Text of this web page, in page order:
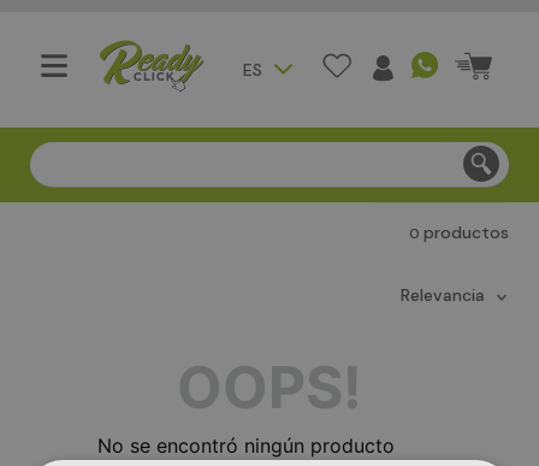
ES
Compra segura - Entregas en Bogotá en menos de 3
0productos
relevancia
OOPS!
No se encontró ningún producto